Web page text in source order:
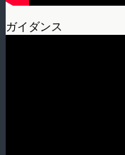
ガイダンス